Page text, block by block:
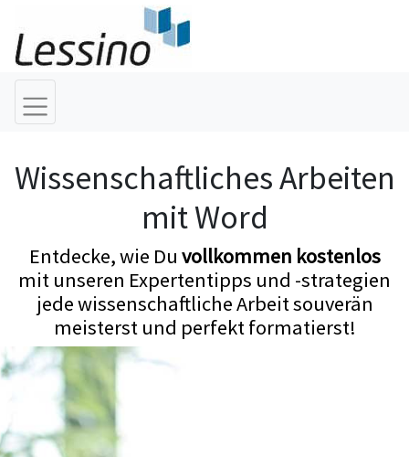
Wissenschaftliches Arbeiten
mit Word
Entdecke, wie Du vollkommen kostenlos
mit unseren Expertentipps und -strategien
jede wissenschaftliche Arbeit souverän
meisterst und perfekt formatierst!